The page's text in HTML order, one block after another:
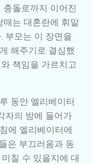
돌로까지 이어진
매는 대혼란에 휘말
부모는 이 장면을
해주기로 결심했
책임을 가르치고
동안 엘리베이터
자의 방에 들어가
에 엘리베이터에
은 부끄러움과 동
칠 수 있을지에 대